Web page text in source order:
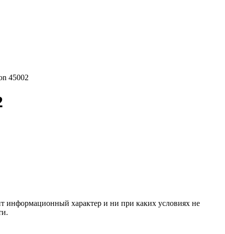
45002
информационный характер и ни при каких условиях не